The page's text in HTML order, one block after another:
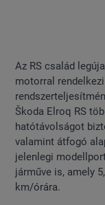
Az RS család
motorral
Škoda Elroq RS
hatótávolságot
valamint átfogó
jelenlegi
járműve is, amely
km/órára.